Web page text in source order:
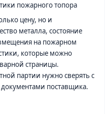
пожарного топора
цену, но и
металла, состояние
на пожарном
которые можно
страницы.
партии нужно сверять с
поставщика.